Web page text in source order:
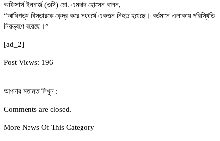
অফিসার্স ইনচার্জ (ওসি) মো. এমদাদ হোসেন বলেন,
“আধিপত্য বিস্তারকে কেন্দ্র করে সংঘর্ষে একজন নিহত হয়েছে। বর্তমানে এলাকায় পরিস্থিতি
নিয়ন্ত্রণে রয়েছে।”
[ad_2]
Post Views: 196
আপনার মতামত লিখুন :
Comments are closed.
More News Of This Category